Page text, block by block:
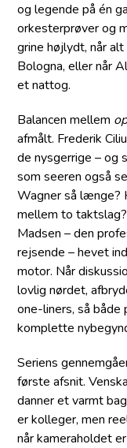
og legende på én
orkesterprøver og
grine højlydt, når
Bologna, eller når
et nattog.
Balancen mellem
afmålt. Frederik
de nysgerrige – og
som seeren også
Wagner så længe?
mellem to
Madsen – den
rejsende – hevet
motor. Når
lovlig nørdet,
one-liners, så både
komplette
Seriens
første afsnit.
danner et varmt
er kolleger, men
når kameraholdet